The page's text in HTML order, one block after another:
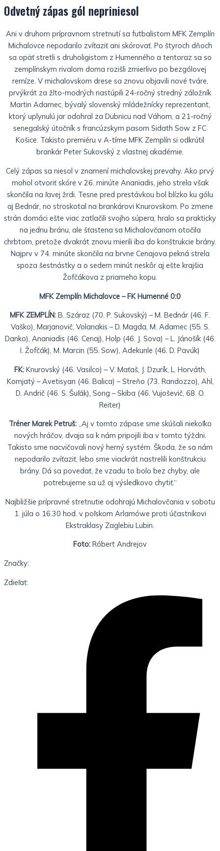
Odvetný zápas gól nepriniesol
Ani v druhom prípravnom stretnutí sa futbalistom MFK Zemplín
Michalovce nepodarilo zvíťaziť ani skórovať. Po štyroch dňoch
sa opäť stretli s druholigistom z Humenného a tentoraz sa so
zemplínskym rivalom doma rozišli zmierlivo po bezgólovej
remíze. V michalovskom drese sa znovu objavili nové tváre,
prvýkrát za žlto-modrých nastúpili 24-ročný stredný záložník
Martin Adamec, bývalý slovenský mládežnícky reprezentant,
ktorý uplynulú jar odohral za Dubnicu nad Váhom, a 21-ročný
senegalský útočník s francúzskym pasom Sidath Sow z FC
Košice. Takisto premiéru v A-tíme MFK Zemplín si odkrútil
brankár Peter Sukovský z vlastnej akadémie.
Celý zápas sa niesol v znamení michalovskej prevahy. Ako prvý
mohol otvoriť skóre v 26. minúte Ananiadis, jeho strela však
skončila na ľavej žrdi. Tesne pred prestávkou bol blízko ku gólu
aj Bednár, no stroskotal na brankárovi Knurovskom. Po zmene
strán domáci ešte viac zatlačili svojho súpera, hralo sa prakticky
na jednu bránu, ale šťastena sa Michalovčanom otočila
chrbtom, pretože dvakrát znovu mierili iba do konštrukcie brány.
Najprv v 74. minúte skončila na brvne Cenajova pekná strela
spoza šestnástky a o sedem minút neskôr aj ešte krajšia
Žofčákova z priameho kopu.
MFK Zemplín Michalovce – FK Humenné 0:0
MFK ZEMPLÍN: B. Száraz (70. P. Sukovský) – M. Bednár (46. F.
Vaško), Marjanovič, Volanakis – D. Magda, M. Adamec (55. S.
Danko), Ananiadis (46. Cenaj), Holp (46. J. Sova) – L. Jánošík (46.
I. Žofčák), M. Marcin (55. Sow), Adekunle (46. D. Pavúk)
FK:Knurovský (46. Vasilco) – V. Maťaš, J. Dzurík, L. Horváth,
Komjatý – Avetisyan (46. Balica) – Streňo (73. Randozzo), Ahl,
D. Andrič (46. S. Šuľák), Song – Skiba (46. Vujoševič, 68. O.
Reiter)
Tréner Marek Petruš:„Aj v tomto zápase sme skúšali niekoľko
nových hráčov, dvaja sa k nám pripojili iba v tomto týždni.
Takisto sme nacvičovali nový herný systém. Škoda, že sa nám
nepodarilo zvíťaziť, lebo sme viackrát nastrelili konštrukciu
brány. Dá sa povedať, že vzadu to bolo bez chyby, ale
potrebujeme sa už aj výsledkovo chytiť.“
Najbližšie prípravné stretnutie odohrajú Michalovčania v sobotu
1. júla o 16.30 hod. v poľskom Arlamówe proti účastníkovi
Ekstraklasy Zaglebiu Lubin.
Foto: Róbert Andrejov
Značky:
Zdieľať: